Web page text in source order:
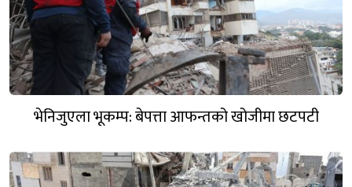
भेनिजुएला भूकम्प: बेपत्ता आफन्तको खोजीमा छटपटी